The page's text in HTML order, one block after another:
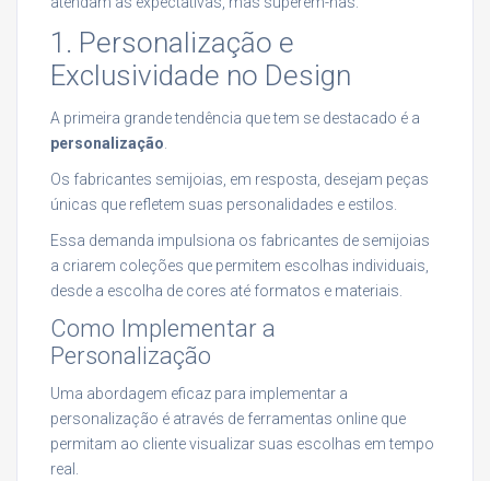
1. Personalização e
Exclusividade no Design
A primeira grande tendência que tem se destacado é a
personalização
Os fabricantes semijoias, em resposta, desejam peças
únicas que refletem suas personalidades e estilos.
Essa demanda impulsiona os fabricantes de semijoias
a criarem coleções que permitem escolhas individuais,
desde a escolha de cores até formatos e materiais.
Como Implementar a
Personalização
Uma abordagem eficaz para implementar a
personalização é através de ferramentas online que
permitam ao cliente visualizar suas escolhas em tempo
real.